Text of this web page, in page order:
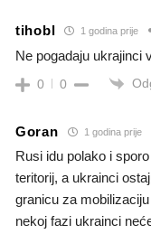
tihobl 1 godina prije
Ne pogadaju ukrajinci
0 0
Goran 1 godina prije
Rusi idu polako i
teritorij, a ukrainci
granicu za
nekoj fazi ukrainci